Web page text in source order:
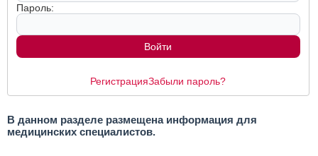
Пароль:
РегистрацияЗабыли пароль?
В данном разделе размещена информация для
медицинских специалистов.